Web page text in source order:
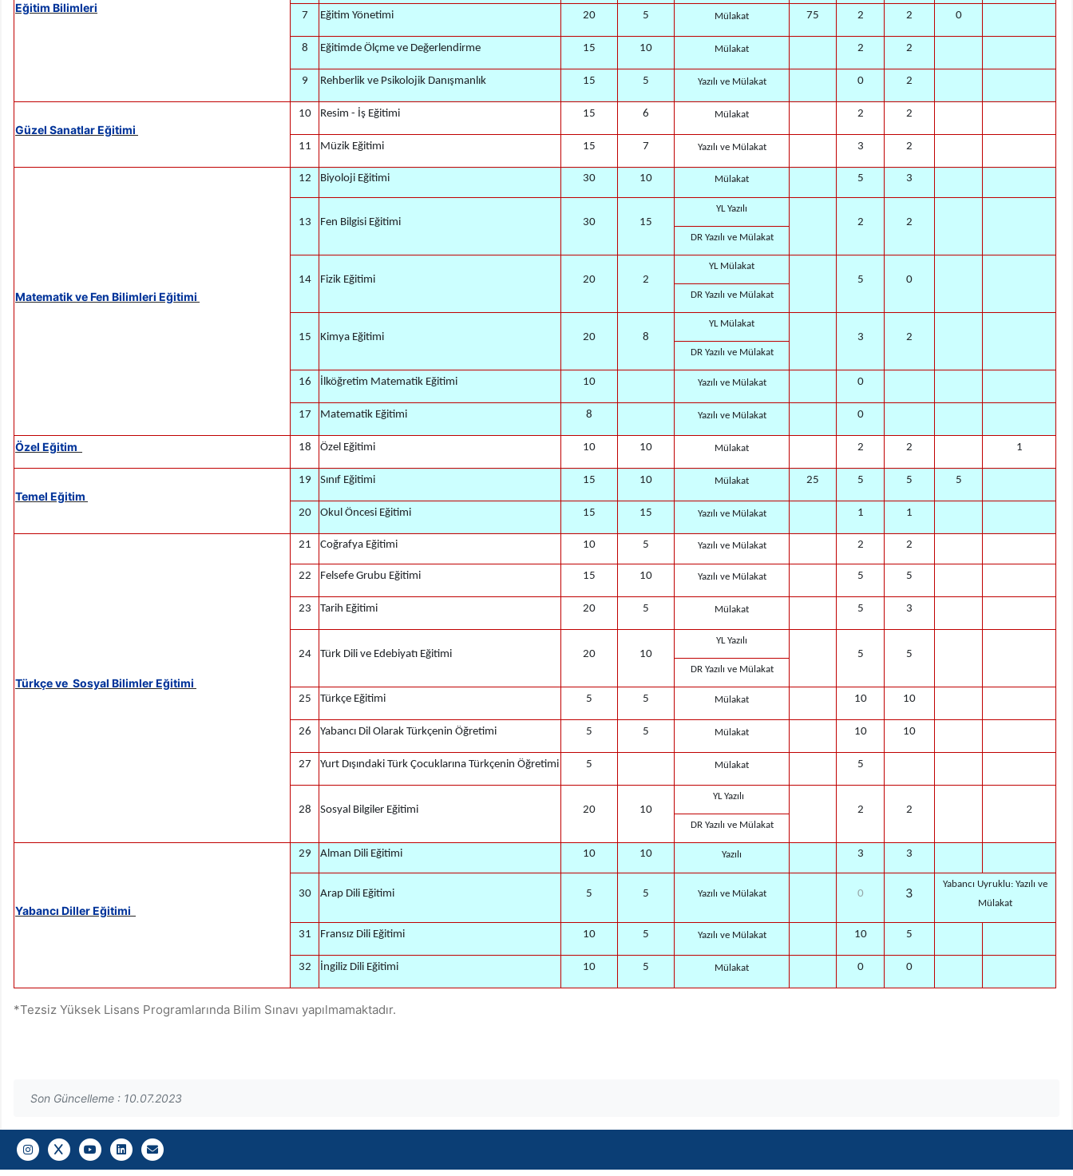
Eğitim Bilimleri
7 Eğitim Yönetimi 20 5 Mülakat 75 2 2 0
8 Eğitimde Ölçme ve Değerlendirme 15 10 Mülakat 2 2
9 Rehberlik ve Psikolojik Danışmanlık 15 5 Yazılı ve Mülakat 0 2
Güzel Sanatlar Eğitimi
10 Resim - İş Eğitimi 15 6 Mülakat 2 2
11 Müzik Eğitimi 15 7 Yazılı ve Mülakat 3 2
Matematik ve Fen Bilimleri Eğitimi
12 Biyoloji Eğitimi 30 10 Mülakat 5 3
13 Fen Bilgisi Eğitimi 30 15
YL Yazılı
2 2
DR Yazılı ve Mülakat
14 Fizik Eğitimi 20 2
YL Mülakat
5 0
DR Yazılı ve Mülakat
15 Kimya Eğitimi 20 8
YL Mülakat
3 2
DR Yazılı ve Mülakat
16 İlköğretim Matematik Eğitimi 10 Yazılı ve Mülakat 0
17 Matematik Eğitimi 8 Yazılı ve Mülakat 0
Özel Eğitim 18 Özel Eğitimi 10 10 Mülakat 2 2 1
Temel Eğitim
19 Sınıf Eğitimi 15 10 Mülakat 25 5 5 5
20 Okul Öncesi Eğitimi 15 15 Yazılı ve Mülakat 1 1
Türkçe ve Sosyal Bilimler Eğitimi
21 Coğrafya Eğitimi 10 5 Yazılı ve Mülakat 2 2
22 Felsefe Grubu Eğitimi 15 10 Yazılı ve Mülakat 5 5
23 Tarih Eğitimi 20 5 Mülakat 5 3
24 Türk Dili ve Edebiyatı Eğitimi 20 10
YL Yazılı
5 5
DR Yazılı ve Mülakat
25 Türkçe Eğitimi 5 5 Mülakat 10 10
26 Yabancı Dil Olarak Türkçenin Öğretimi 5 5 Mülakat 10 10
27 Yurt Dışındaki Türk Çocuklarına Türkçenin Öğretimi 5 Mülakat 5
28 Sosyal Bilgiler Eğitimi 20 10
YL Yazılı
2 2
DR Yazılı ve Mülakat
Yabancı Diller Eğitimi
29 Alman Dili Eğitimi 10 10 Yazılı 3 3
30 Arap Dili Eğitimi 5 5 Yazılı ve Mülakat 0 3
Yabancı Uyruklu: Yazılı ve
Mülakat
31 Fransız Dili Eğitimi 10 5 Yazılı ve Mülakat 10 5
32 İngiliz Dili Eğitimi 10 5 Mülakat 0 0
*Tezsiz Yüksek Lisans Programlarında Bilim Sınavı yapılmamaktadır.
Son Güncelleme : 10.07.2023
Gazi E-Mail